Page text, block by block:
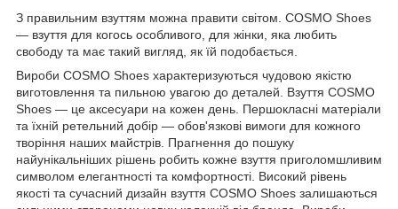
З правильним взуттям можна правити світом. COSMO Shoes
— взуття для когось особливого, для жінки, яка любить
свободу та має такий вигляд, як їй подобається.
Вироби COSMO Shoes характеризуються чудовою якістю
виготовлення та пильною увагою до деталей. Взуття COSMO
Shoes — це аксесуари на кожен день. Першокласні матеріали
та їхній ретельний добір — обов'язкові вимоги для кожного
творіння наших майстрів. Прагнення до пошуку
найунікальніших рішень робить кожне взуття приголомшливим
символом елегантності та комфортності. Високий рівень
якості та сучасний дизайн взуття COSMO Shoes залишаються